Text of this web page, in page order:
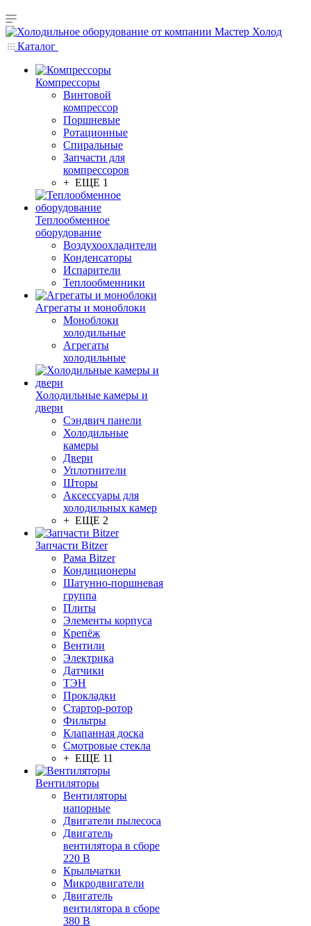
Каталог
Компрессоры
Винтовой
компрессор
Поршневые
Ротационные
Спиральные
Запчасти для
компрессоров
+ ЕЩЕ 1
Теплообменное
оборудование
Воздухоохладители
Конденсаторы
Испарители
Теплообменники
Агрегаты и моноблоки
Моноблоки
холодильные
Агрегаты
холодильные
Холодильные камеры и
двери
Сэндвич панели
Холодильные
камеры
Двери
Уплотнители
Шторы
Аксессуары для
холодильных камер
+ ЕЩЕ 2
Запчасти Bitzer
Рама Bitzer
Кондиционеры
Шатунно-поршневая
группа
Плиты
Элементы корпуса
Крепёж
Вентили
Электрика
Датчики
ТЭН
Прокладки
Стартор-ротор
Фильтры
Клапанная доска
Смотровые стекла
+ ЕЩЕ 11
Вентиляторы
Вентиляторы
напорные
Двигатели пылесоса
Двигатель
вентилятора в сборе
220 В
Крыльчатки
Микродвигатели
Двигатель
вентилятора в сборе
380 В